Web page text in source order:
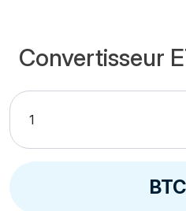
Convertisseur
BTC